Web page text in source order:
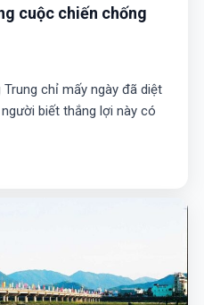
cuộc chiến chống
Trung chỉ mấy ngày đã diệt
biết thắng lợi này có